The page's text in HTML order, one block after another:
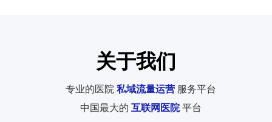
关于我们
专业的医院私域流量运营 服务平台
中国最大的互联网医院平台